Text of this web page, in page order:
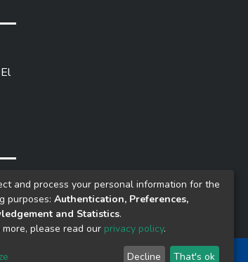
and process your personal information for the
purposes: Authentication, Preferences,
and Statistics.
please read our privacy policy.
Decline That's ok